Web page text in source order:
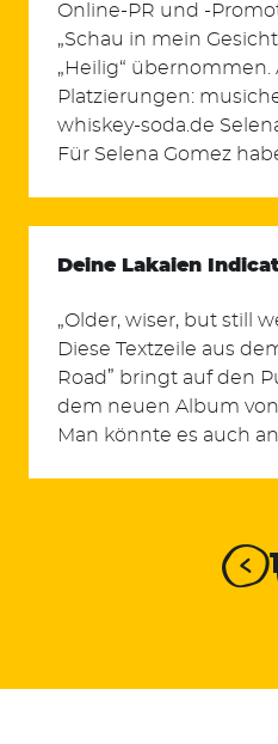
Online-PR und -
„Schau in mein
„Heilig“ übernommen.
Platzierungen:
whiskey-soda.de
Für Selena Gomez
Deine Lakaien
„Older, wiser, but still
Diese Textzeile aus
Road” bringt auf den
dem neuen Album
Man könnte es auch